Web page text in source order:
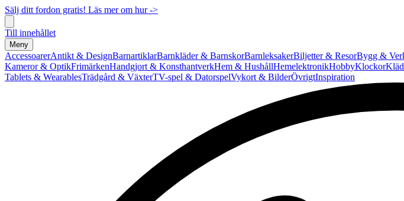
Sälj ditt fordon gratis! Läs mer om hur ->
Till innehållet
Meny
AccessoarerAntikt & DesignBarnartiklarBarnkläder & BarnskorBarnleksakerBiljetter & ResorBygg &
Kameror & OptikFrimärkenHandgjort & KonsthantverkHem & HushållHemelektronikHobbyKlockor
Tablets & WearablesTrädgård & VäxterTV-spel & DatorspelVykort & BilderÖvrigtInspiration